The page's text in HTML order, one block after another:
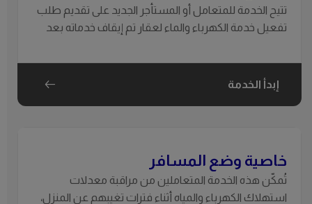
تتيح الخدمة للمتعامل أو المستأجر الجديد على تقديم طلب
تفعيل خدمة الكهرباء والماء لعقار تم إيقاف خدماته بعد
للعقار من جديد.يتم تفعيل الخدمات إلى ال
إبدأ الخدمة
خاصية وضع المسافر
تُمكّن هذه الخدمة المتعاملين من مراقبة معدلات
استهلاك الكهرباء والمياه أثناء فترات تغيبهم عن المنزل،